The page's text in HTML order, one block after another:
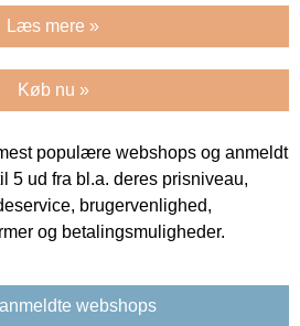
Læs mere »
Køb nu »
populære webshops og anmeldt
5 ud fra bl.a. deres prisniveau,
brugervenlighed,
og betalingsmuligheder.
webshops